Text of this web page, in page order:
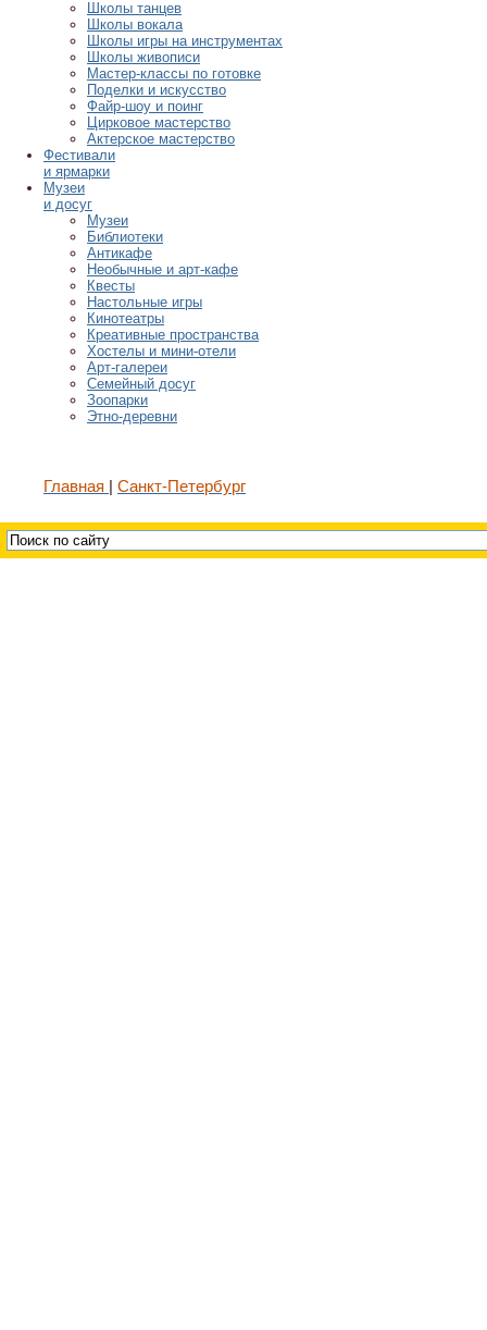
Школы танцев
Школы вокала
Школы игры на инструментах
Школы живописи
Мастер-классы по готовке
Поделки и искусство
Файр-шоу и поинг
Цирковое мастерство
Актерское мастерство
Фестивали
и ярмарки
Музеи
и досуг
Музеи
Библиотеки
Антикафе
Необычные и арт-кафе
Квесты
Настольные игры
Кинотеатры
Креативные пространства
Хостелы и мини-отели
Арт-галереи
Семейный досуг
Зоопарки
Этно-деревни
Главная Санкт-Петербург